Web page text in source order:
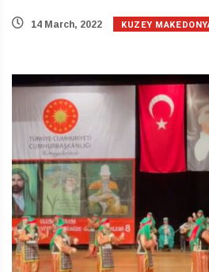
14 March, 2022 KUZEY